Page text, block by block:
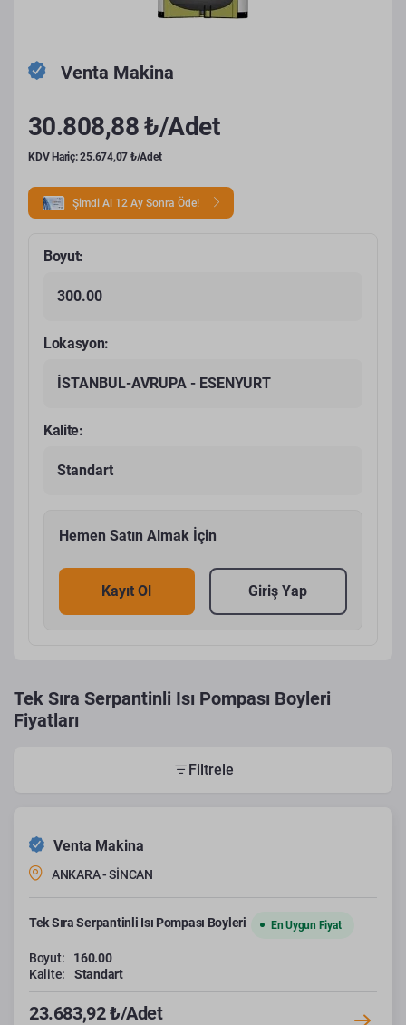
Venta Makina
30.808,88 ₺/Adet
KDV Hariç: 25.674,07 ₺/Adet
Şimdi Al 12 Ay Sonra Öde!
Boyut:
300.00
Lokasyon:
İSTANBUL-AVRUPA - ESENYURT
Kalite:
Standart
Hemen Satın Almak İçin
Kayıt Ol Giriş Yap
Tek Sıra Serpantinli Isı Pompası Boyleri
Fiyatları
Filtrele
Venta Makina
ANKARA - SİNCAN
Tek Sıra Serpantinli Isı Pompası Boyleri En Uygun Fiyat
Boyut:
160.00
Kalite:
Standart
23.683,92 ₺/Adet